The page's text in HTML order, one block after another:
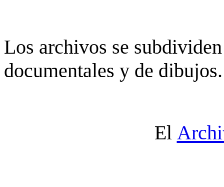
Los archivos se
documentales y de dibujos.
El